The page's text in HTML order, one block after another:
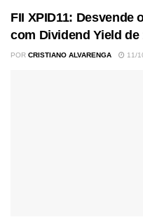
FII XPID11: Desvende
com Dividend Yield de
POR CRISTIANO ALVARENGA 11/